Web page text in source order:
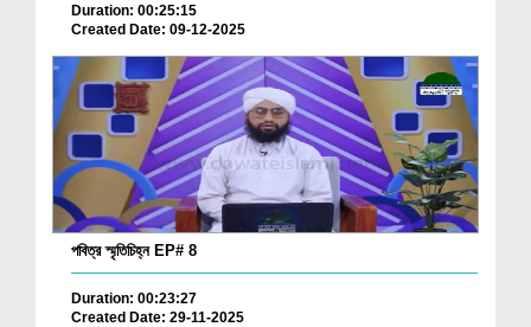
Duration: 00:25:15
Created Date: 09-12-2025
পবিত্র স্মৃতিচিহ্ন EP# 8
Duration: 00:23:27
Created Date: 29-11-2025